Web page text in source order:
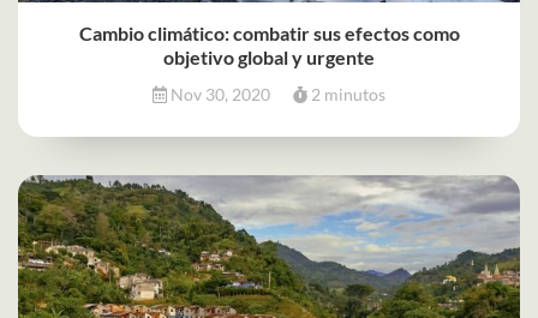
Cambio climático: combatir sus efectos como
objetivo global y urgente
Nov 30, 2020 2 minutos